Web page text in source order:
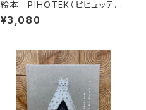
絵本 PIHOTEK（ピヒュッティ）
北極を風と歩く
¥3,080